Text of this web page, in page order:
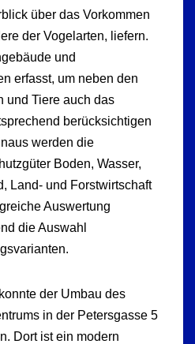
über das Vorkommen
der Vogelarten, liefern.
und
erfasst, um neben den
und Tiere auch das
berücksichtigen
werden die
Boden, Wasser,
Land- und Forstwirtschaft
Auswertung
die Auswahl
konnte der Umbau des
in der Petersgasse 5
Dort ist ein modern